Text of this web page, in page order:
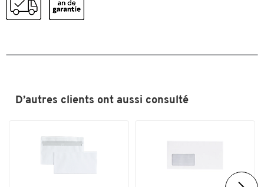
Matériau
Dimensions
D’autres clients ont aussi consulté